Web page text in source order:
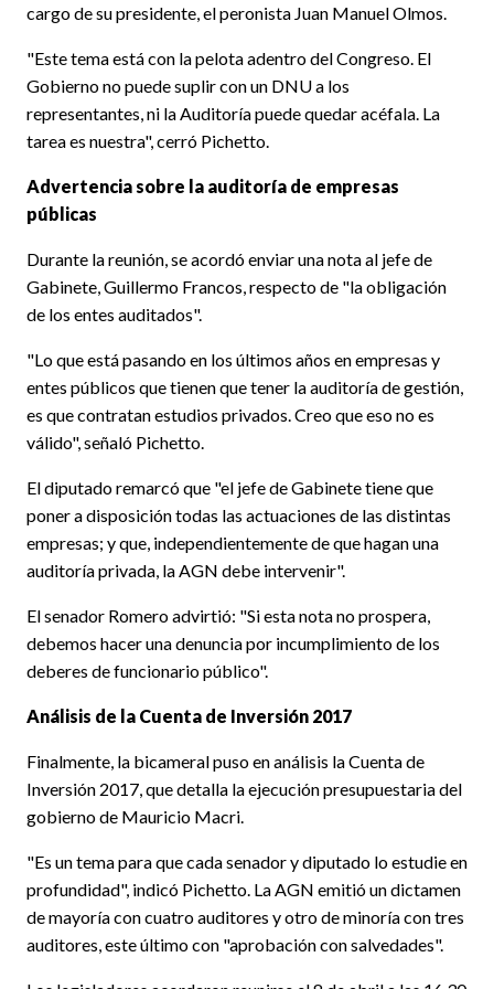
cargo de su presidente, el peronista Juan Manuel Olmos.
"Este tema está con la pelota adentro del Congreso. El
Gobierno no puede suplir con un DNU a los
representantes, ni la Auditoría puede quedar acéfala. La
tarea es nuestra", cerró Pichetto.
Advertencia sobre la auditoría de empresas
públicas
Durante la reunión, se acordó enviar una nota al jefe de
Gabinete, Guillermo Francos, respecto de "la obligación
de los entes auditados".
"Lo que está pasando en los últimos años en empresas y
entes públicos que tienen que tener la auditoría de gestión,
es que contratan estudios privados. Creo que eso no es
válido", señaló Pichetto.
El diputado remarcó que "el jefe de Gabinete tiene que
poner a disposición todas las actuaciones de las distintas
empresas; y que, independientemente de que hagan una
auditoría privada, la AGN debe intervenir".
El senador Romero advirtió: "Si esta nota no prospera,
debemos hacer una denuncia por incumplimiento de los
deberes de funcionario público".
Análisis de la Cuenta de Inversión 2017
Finalmente, la bicameral puso en análisis la Cuenta de
Inversión 2017, que detalla la ejecución presupuestaria del
gobierno de Mauricio Macri.
"Es un tema para que cada senador y diputado lo estudie en
profundidad", indicó Pichetto. La AGN emitió un dictamen
de mayoría con cuatro auditores y otro de minoría con tres
auditores, este último con "aprobación con salvedades".